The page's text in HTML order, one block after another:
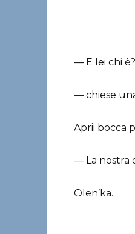
— E lei chi è?
— chiese
Aprii bocca
— La nostra
Olen’ka.